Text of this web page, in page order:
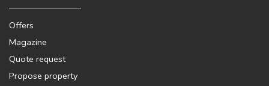
Offers
Magazine
Quote request
Propose property